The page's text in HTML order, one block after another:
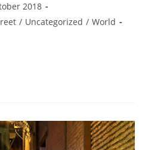
2018
/ Uncategorized / World